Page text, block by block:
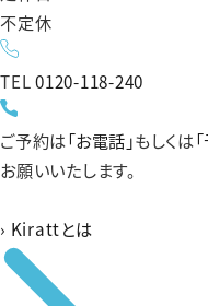
不定休
TEL0120-118-240
ご予約は「お電話」もしくは
お願いいたします。
› Kirattとは